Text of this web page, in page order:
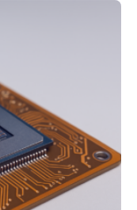
komprimiert,
Optik und bei
geleitet von
Josh Caldwell,
des
für
University,
Haber-Institut
das…